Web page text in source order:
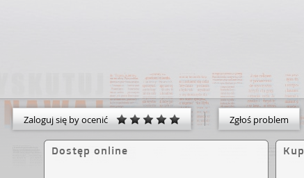
Zaloguj się by ocenić Zgłoś problem
Dostęp online Kup